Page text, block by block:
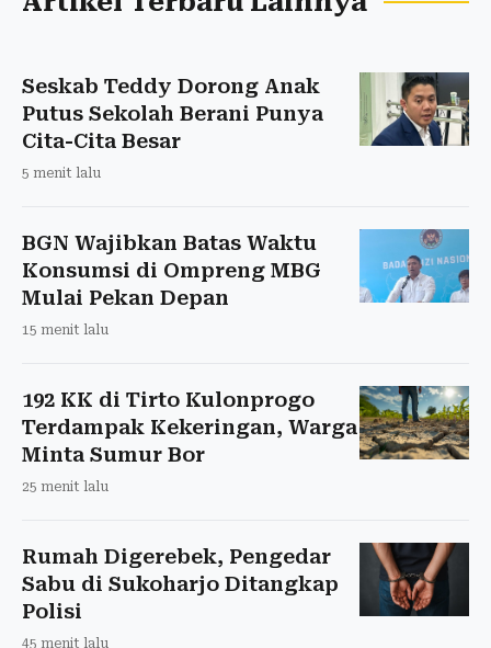
Seskab Teddy Dorong Anak
Putus Sekolah Berani Punya
Cita-Cita Besar
5 menit lalu
BGN Wajibkan Batas Waktu
Konsumsi di Ompreng MBG
Mulai Pekan Depan
15 menit lalu
192 KK di Tirto Kulonprogo
Terdampak Kekeringan, Warga
Minta Sumur Bor
25 menit lalu
Rumah Digerebek, Pengedar
Sabu di Sukoharjo Ditangkap
Polisi
45 menit lalu